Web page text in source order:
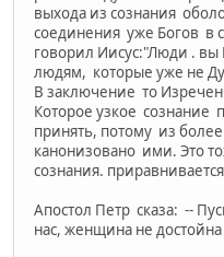
выхода из сознания
соединения уже Богов в
говорил Иисус:"Люди . вы
людям, которые уже не
В заключение то
Которое узкое сознание
принять, потому из
канонизовано ими. Это
сознания. приравнивается
Апостол Петр сказа: --
нас, женщина не